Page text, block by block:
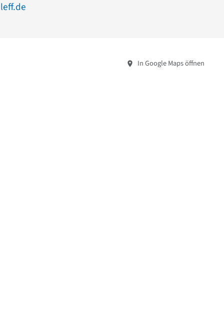
In Google Maps öffnen